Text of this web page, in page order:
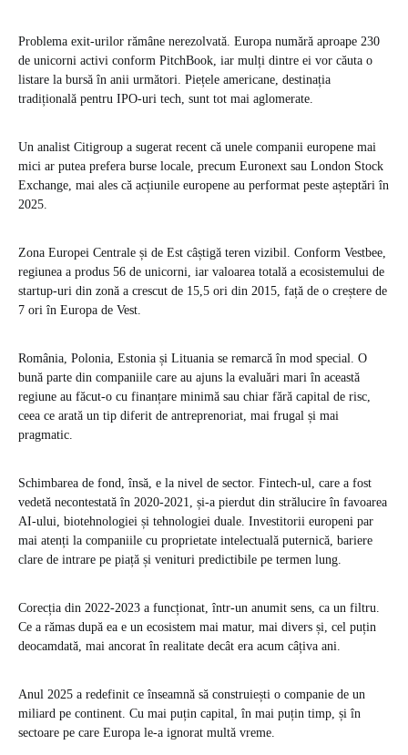
Problema exit-urilor rămâne nerezolvată. Europa numără aproape 230
de unicorni activi conform PitchBook, iar mulți dintre ei vor căuta o
listare la bursă în anii următori. Piețele americane, destinația
tradițională pentru IPO-uri tech, sunt tot mai aglomerate.
Un analist Citigroup a sugerat recent că unele companii europene mai
mici ar putea prefera burse locale, precum Euronext sau London Stock
Exchange, mai ales că acțiunile europene au performat peste așteptări în
2025.
Zona Europei Centrale și de Est câștigă teren vizibil. Conform Vestbee,
regiunea a produs 56 de unicorni, iar valoarea totală a ecosistemului de
startup-uri din zonă a crescut de 15,5 ori din 2015, față de o creștere de
7 ori în Europa de Vest.
România, Polonia, Estonia și Lituania se remarcă în mod special. O
bună parte din companiile care au ajuns la evaluări mari în această
regiune au făcut-o cu finanțare minimă sau chiar fără capital de risc,
ceea ce arată un tip diferit de antreprenoriat, mai frugal și mai
pragmatic.
Schimbarea de fond, însă, e la nivel de sector. Fintech-ul, care a fost
vedetă necontestată în 2020-2021, și-a pierdut din strălucire în favoarea
AI-ului, biotehnologiei și tehnologiei duale. Investitorii europeni par
mai atenți la companiile cu proprietate intelectuală puternică, bariere
clare de intrare pe piață și venituri predictibile pe termen lung.
Corecția din 2022-2023 a funcționat, într-un anumit sens, ca un filtru.
Ce a rămas după ea e un ecosistem mai matur, mai divers și, cel puțin
deocamdată, mai ancorat în realitate decât era acum câțiva ani.
Anul 2025 a redefinit ce înseamnă să construiești o companie de un
miliard pe continent. Cu mai puțin capital, în mai puțin timp, și în
sectoare pe care Europa le-a ignorat multă vreme.